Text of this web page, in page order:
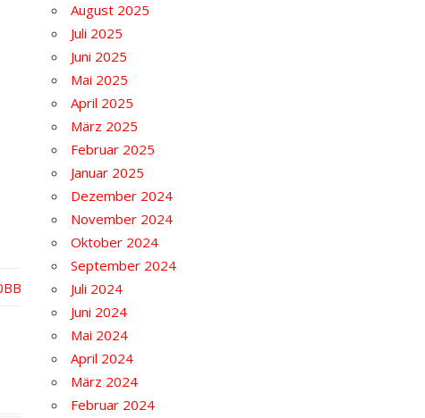
August 2025
Juli 2025
Juni 2025
Mai 2025
April 2025
März 2025
Februar 2025
Januar 2025
Dezember 2024
November 2024
Oktober 2024
September 2024
Juli 2024
Juni 2024
Mai 2024
April 2024
März 2024
Februar 2024